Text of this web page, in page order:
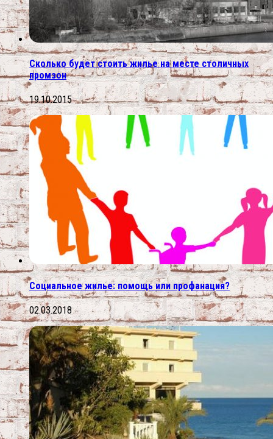
Сколько будет стоить жилье на месте столичных
промзон
19.10.2015
Социальное жилье: помощь или профанация?
02.03.2018